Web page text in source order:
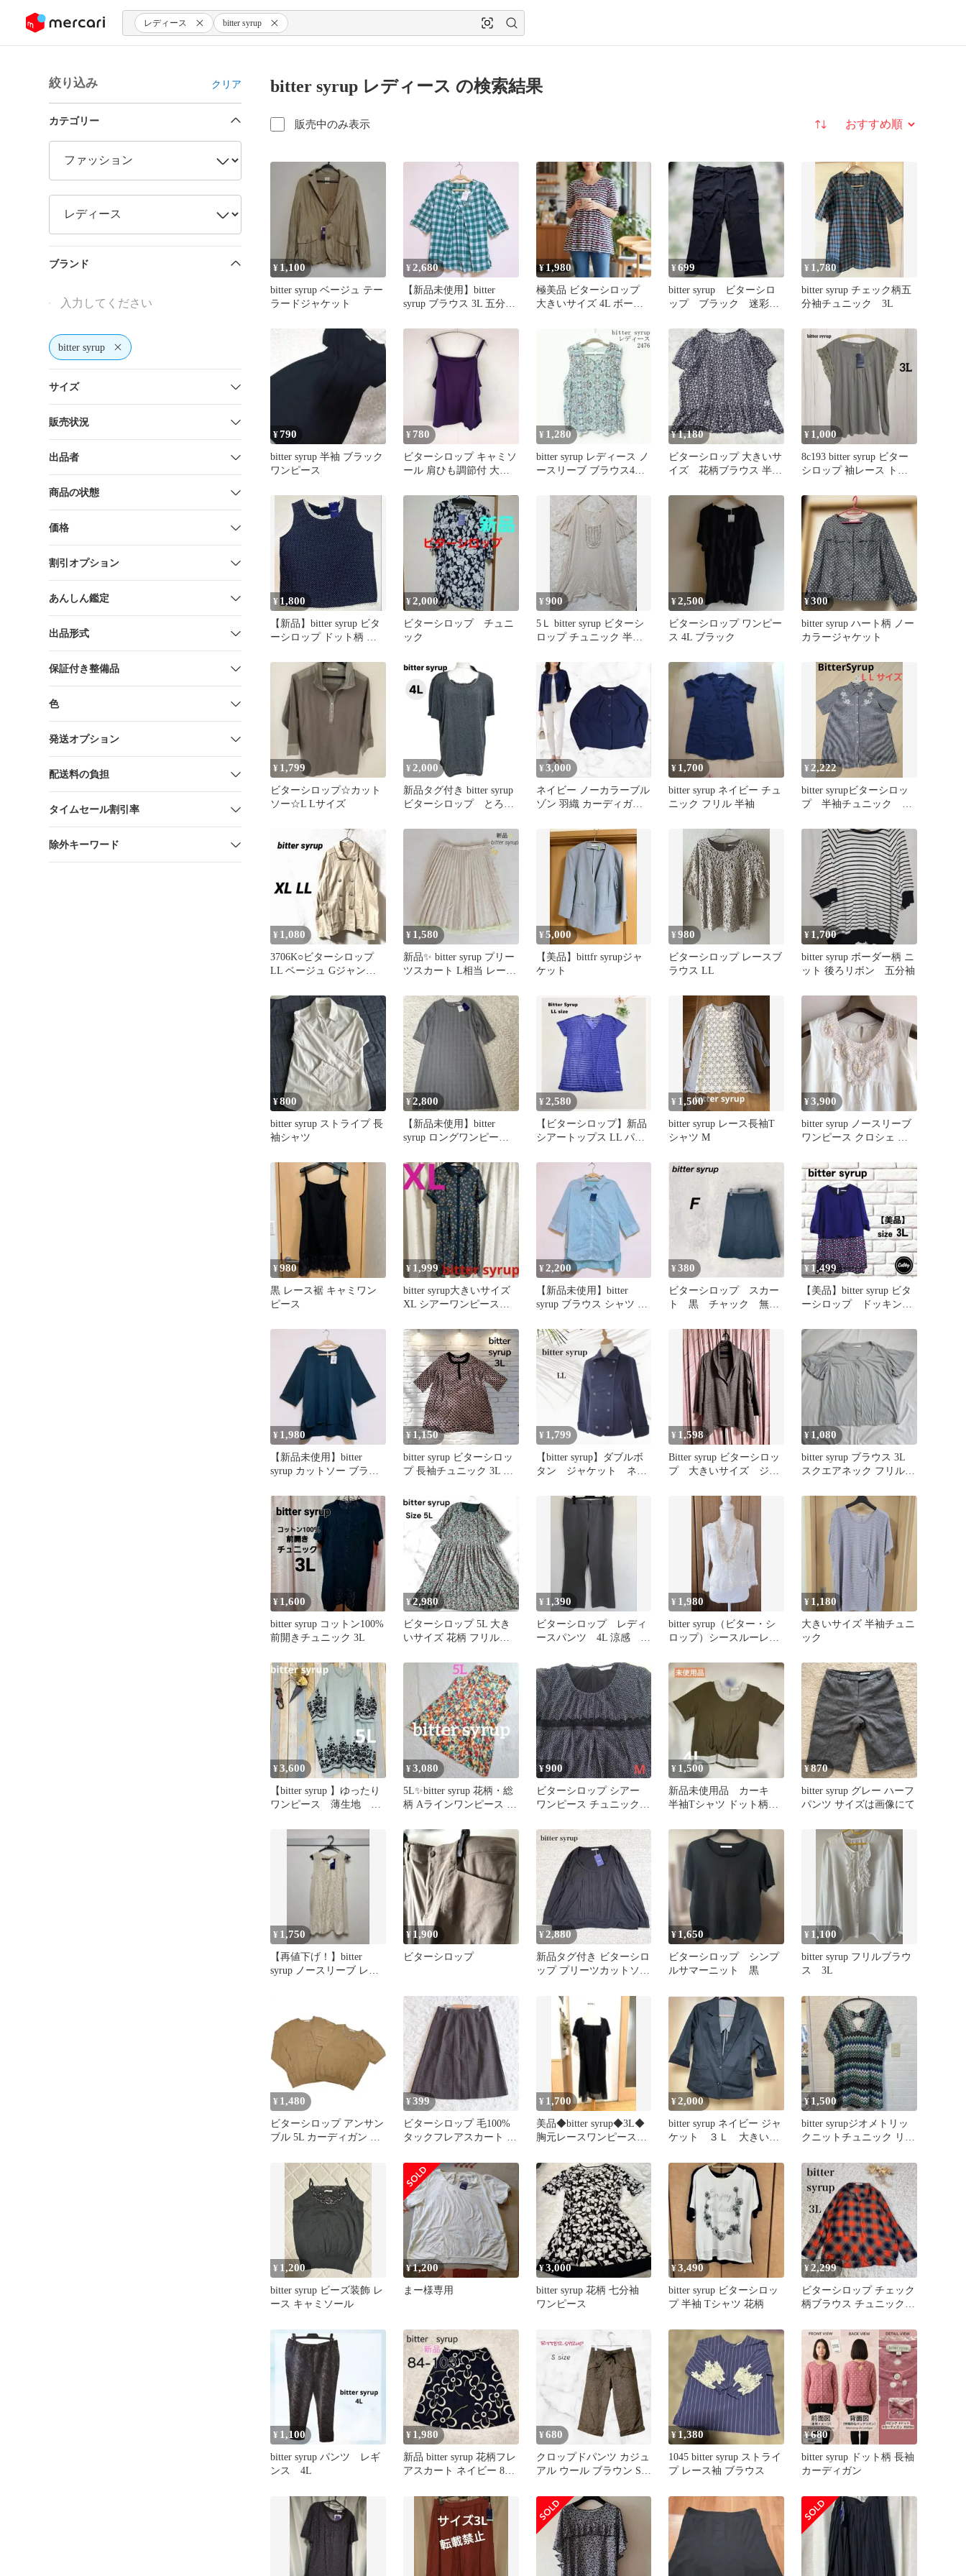
ツにスキップ レディース bitter syrup
絞り込み クリア
カテゴリー
ブランド
bitter syrup
サイズ
販売状況
出品者
商品の状態
価格
割引オプション
あんしん鑑定
出品形式
保証付き整備品
色
発送オプション
配送料の負担
タイムセール割引率
除外キーワード
bitter syrup レディース の検索結果
販売中のみ表示 並び替え
¥ 1,100
bitter syrup ベージュ テー
ラードジャケット
¥2,680
【新品未使用】bitter
syrup ブラウス 3L 五分七
¥1,980
極美品 ビターシロップ
大きいサイズ 4L ボーダ
¥699
bitter syrup ビターシロ
ップ ブラック 迷彩地
¥ 1,780
bitter syrup チェック柄五
分袖チュニック 3L
¥790
bitter syrup 半袖 ブラック
ワンピース
¥ 780
ビターシロップ キャミソ
ール 肩ひも調節付 大き
¥ 1,280
bitter syrup レディース ノ
ースリーブ ブラウス4Ｌ
¥1,180
ビターシロップ 大きいサ
イズ 花柄ブラウス 半袖
¥ 1,000
8c193 bitter syrup ビター
シロップ 袖レース トッ
¥1,800
【新品】bitter syrup ビタ
ーシロップ ドット柄 キ
¥2,000
ビターシロップ チュニ
ック
¥900
5Ｌ bitter syrup ビターシ
ロップ チュニック 半袖
¥2,500
ビターシロップ ワンピー
ス 4L ブラック
¥300
bitter syrup ハート柄 ノー
カラージャケット
¥ 1,799
ビターシロップ☆カット
ソー☆L Lサイズ
¥ 2,000
新品タグ付き bitter syrup
ビターシロップ とろみ
カットソー 4L グレー
大きいサイズ
¥3,000
ネイビー ノーカラーブル
ゾン 羽織 カーディガン
¥ 1,700
bitter syrup ネイビー チュ
ニック フリル 半袖
¥ 2,222
bitter syrupビターシロッ
プ 半袖チュニック 刺
¥ 1,080
3706K○ビターシロップ
LL ベージュ Gジャン風
¥ 1,580
新品✨ bitter syrup プリー
ツスカート L相当 レース
¥5,000
【美品】bittfr syrupジャ
ケット
¥980
ビターシロップ レースブ
ラウス LL
¥ 1,700
bitter syrup ボーダー柄 ニ
ット 後ろリボン 五分袖
¥800
bitter syrup ストライプ 長
袖シャツ
¥2,800
【新品未使用】bitter
syrup ロングワンピース
¥2,580
【ビターシロップ】新品
シアートップス LL パー
イズ
¥ 1,500
bitter syrup レース長袖T
シャツ M
¥3,900
bitter syrup ノースリーブ
ワンピース クロシェ ビ
¥980
黒 レース裾 キャミワン
ピース
¥ 1,999
bitter syrup大きいサイズ
XL シアーワンピース・
¥2,200
【新品未使用】bitter
syrup ブラウス シャツ ス
¥380
ビターシロップ スカー
ト 黒 チャック 無
ク ウエスト61
¥1,499
【美品】bitter syrup ビタ
ーシロップ ドッキング
¥ 1,980
【新品未使用】bitter
syrup カットソー ブラウ
¥ 1,150
bitter syrup ビターシロッ
プ 長袖チュニック 3L 総
¥ 1,799
【bitter syrup】ダブルボ
タン ジャケット ネイ
¥ 1,598
Bitter syrup ビターシロッ
プ 大きいサイズ ジャ
¥ 1,080
bitter syrup ブラウス 3L
スクエアネック フリル袖
¥ 1,600
bitter syrup コットン100%
前開きチュニック 3L
¥2,980
ビターシロップ 5L 大き
いサイズ 花柄 フリルス
ース
¥ 1,390
ビターシロップ レディ
ースパンツ 4L 涼感 グ
¥ 1,980
bitter syrup（ビター・シ
ロップ）シースルーレー
¥ 1,180
大きいサイズ 半袖チュニ
ック
¥3,600
【bitter syrup 】ゆったり
ワンピース 薄生地
¥3,080
5L✨️bitter syrup 花柄・総
柄 Aラインワンピース 大
¥900
ビターシロップ シアー
ワンピース チュニック
白
¥ 1,500
新品未使用品 カーキ
半袖Tシャツ ドット柄
¥870
bitter syrup グレー ハーフ
パンツ サイズは画像にて
¥ 1,750
【再値下げ！】bitter
syrup ノースリーブ レー
¥1,900
ビターシロップ
¥2,880
新品タグ付き ビターシロ
ップ プリーツカットソー
¥ 1,650
ビターシロップ シンプ
ルサマーニット 黒
¥ 1,100
bitter syrup フリルブラウ
ス 3L
¥ 1,480
ビターシロップ アンサン
ブル 5L カーディガン 半
メル
¥399
ビターシロップ 毛100%
タックフレアスカート ド
¥ 1,700
美品◆bitter syrup◆3L◆
胸元レースワンピース◆
¥2,000
bitter syrup ネイビー ジャ
ケット ３Ｌ 大きいサ
¥ 1,500
bitter syrupジオメトリッ
クニットチュニック リボ
¥ 1,200
bitter syrup ビーズ装飾 レ
ース キャミソール
¥1,200
まー様専用
¥3,000
bitter syrup 花柄 七分袖
ワンピース
¥3,490
bitter syrup ビターシロッ
プ 半袖 Tシャツ 花柄
¥2,299
ビターシロップ チェック
柄ブラウス チュニック
ジ 3L
¥ 1,100
bitter syrup パンツ レギ
ンス 4L
¥ 1,980
新品 bitter syrup 花柄フレ
アスカート ネイビー 84-
¥ 680
クロップドパンツ カジュ
アル ウール ブラウン S
¥ 1,380
1045 bitter syrup ストライ
プ レース袖 ブラウス
¥680
bitter syrup ドット柄 長袖
カーディガン